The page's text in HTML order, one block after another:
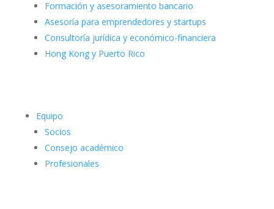
Formación y asesoramiento bancario
Asesoría para emprendedores y startups
Consultoría jurídica y económico-financiera
Hong Kong y Puerto Rico
Equipo
Socios
Consejo académico
Profesionales